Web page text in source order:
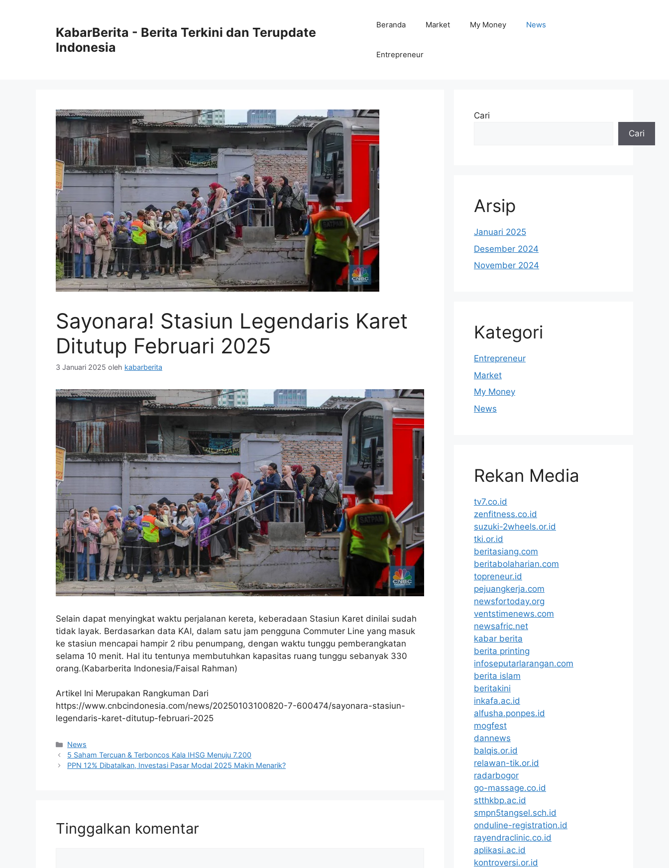
KabarBerita - Berita Terkini dan Terupdate
Indonesia
Beranda Market My Money News
Entrepreneur
Sayonara! Stasiun Legendaris Karet
Ditutup Februari 2025
3 Januari 2025 oleh kabarberita
Selain dapat menyingkat waktu perjalanan kereta, keberadaan Stasiun Karet dinilai sudah
tidak layak. Berdasarkan data KAI, dalam satu jam pengguna Commuter Line yang masuk
ke stasiun mencapai hampir 2 ribu penumpang, dengan waktu tunggu pemberangkatan
selama 10 menit. Hal itu tentunya membutuhkan kapasitas ruang tunggu sebanyak 330
orang.(Kabarberita Indonesia/Faisal Rahman)
Artikel Ini Merupakan Rangkuman Dari
https://www.cnbcindonesia.com/news/20250103100820-7-600474/sayonara-stasiun-
legendaris-karet-ditutup-februari-2025
Kategori
News
5 Saham Tercuan & Terboncos Kala IHSG Menuju 7.200
PPN 12% Dibatalkan, Investasi Pasar Modal 2025 Makin Menarik?
Tinggalkan komentar
Cari
Cari
Arsip
Januari 2025
Desember 2024
November 2024
Kategori
Entrepreneur
Market
My Money
News
Rekan Media
tv7.co.id
zenfitness.co.id
suzuki-2wheels.or.id
tki.or.id
beritasiang.com
beritabolaharian.com
topreneur.id
pejuangkerja.com
newsfortoday.org
ventstimenews.com
newsafric.net
kabar berita
berita printing
infoseputarlarangan.com
berita islam
beritakini
inkafa.ac.id
alfusha.ponpes.id
mogfest
dannews
balqis.or.id
relawan-tik.or.id
radarbogor
go-massage.co.id
stthkbp.ac.id
smpn5tangsel.sch.id
onduline-registration.id
rayendraclinic.co.id
aplikasi.ac.id
kontroversi.or.id